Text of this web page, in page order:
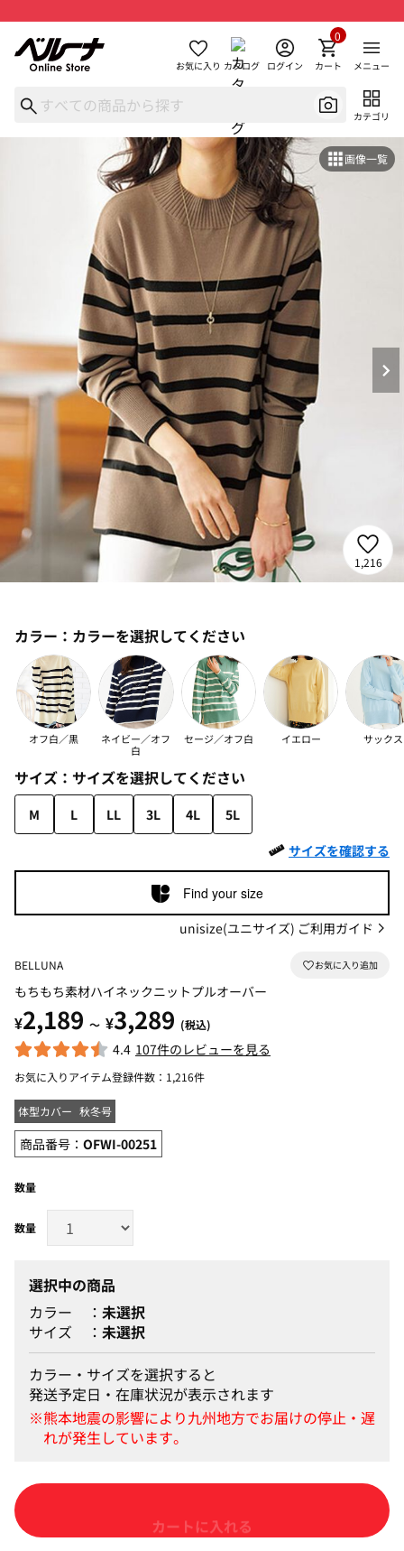
お気に入り カタログ ログイン カート
0
メニュー
カテゴリ
画像一覧
1,216
カラー： カラーを選択してください
オフ白／黒
ネイビー／オフ
白
セージ／オフ白 イエロー サックス
サイズ： サイズを選択してください
M L LL 3L 4L
5L
サイズを確認する
Find your size
unisize(ユニサイズ) ご利用ガイド
BELLUNA
もちもち素材ハイネックニットプルオーバー
¥2,189 ～ ¥3,289 (税込)
4.4 107件のレビューを見る
お気に入りアイテム登録件数： 1,216件
体型カバー 秋冬号
商品番号： OFWI-00251
数量
選択中の商品
カラー
未選択
サイズ
未選択
カラー・サイズを選択すると
発送予定日・在庫状況が表示されます